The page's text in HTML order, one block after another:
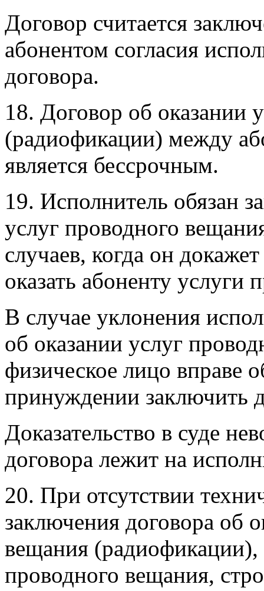
Договор считается
абонентом согласия
договора.
18. Договор об оказании
(радиофикации) между
является бессрочным.
19. Исполнитель обязан
услуг проводного
случаев, когда он
оказать абоненту услуги
В случае уклонения
об оказании услуг
физическое лицо вправе
принуждении заключить
Доказательство в суде
договора лежит на
20. При отсутствии
заключения договора об
вещания (радиофикации),
проводного вещания,